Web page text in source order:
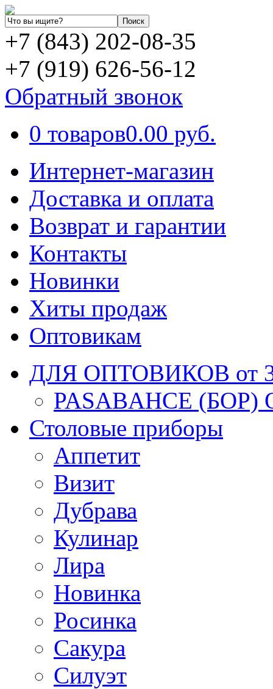
+7 (843) 202-08-35
+7 (919) 626-56-12
Обратный звонок
0 товаров0.00 руб.
Интернет-магазин
Доставка и оплата
Возврат и гарантии
Контакты
Новинки
Хиты продаж
Оптовикам
ДЛЯ ОПТОВИКОВ от
PASABAHCE (БОР)
Столовые приборы
Аппетит
Визит
Дубрава
Кулинар
Лира
Новинка
Росинка
Сакура
Силуэт